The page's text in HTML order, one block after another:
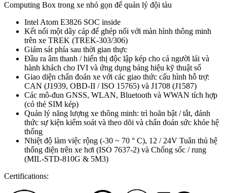
Computing Box trong xe nhỏ gọn để quản lý đội tàu
Intel Atom E3826 SOC inside
Kết nối một dây cáp để ghép nối với màn hình thông minh
trên xe TREK (TREK-303/306)
Giám sát phía sau thời gian thực
Đầu ra âm thanh / hiển thị độc lập kép cho cả người lái và
hành khách cho IVI và ứng dụng bảng hiệu kỹ thuật số
Giao diện chẩn đoán xe với các giao thức cấu hình hỗ trợ:
CAN (J1939, OBD-II / ISO 15765) và J1708 (J1587)
Các mô-đun GNSS, WLAN, Bluetooth và WWAN tích hợp
(có thẻ SIM kép)
Quản lý năng lượng xe thông minh: trì hoãn bật / tắt, đánh
thức sự kiện kiểm soát và theo dõi và chẩn đoán sức khỏe hệ
thống
Nhiệt độ làm việc rộng (-30 ~ 70 ° C), 12 / 24V Tuân thủ hệ
thống điện trên xe hơi (ISO 7637-2) và Chống sốc / rung
(MIL-STD-810G & 5M3)
Certifications: